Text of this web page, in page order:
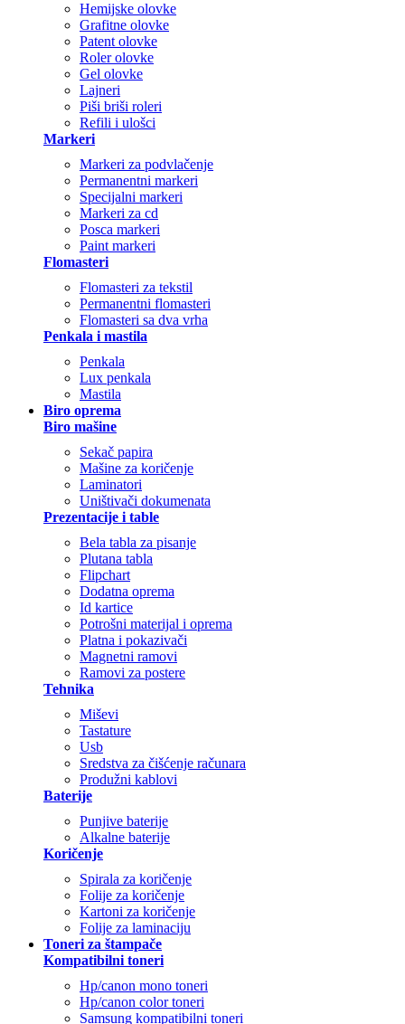
Hemijske olovke
Grafitne olovke
Patent olovke
Roler olovke
Gel olovke
Lajneri
Piši briši roleri
Refili i ulošci
Markeri
Markeri za podvlačenje
Permanentni markeri
Specijalni markeri
Markeri za cd
Posca markeri
Paint markeri
Flomasteri
Flomasteri za tekstil
Permanentni flomasteri
Flomasteri sa dva vrha
Penkala i mastila
Penkala
Lux penkala
Mastila
Biro oprema
Biro mašine
Sekač papira
Mašine za koričenje
Laminatori
Uništivači dokumenata
Prezentacije i table
Bela tabla za pisanje
Plutana tabla
Flipchart
Dodatna oprema
Id kartice
Potrošni materijal i oprema
Platna i pokazivači
Magnetni ramovi
Ramovi za postere
Tehnika
Miševi
Tastature
Usb
Sredstva za čišćenje računara
Produžni kablovi
Baterije
Punjive baterije
Alkalne baterije
Koričenje
Spirala za koričenje
Folije za koričenje
Kartoni za koričenje
Folije za laminaciju
Toneri za štampače
Kompatibilni toneri
Hp/canon mono toneri
Hp/canon color toneri
Samsung kompatibilni toneri